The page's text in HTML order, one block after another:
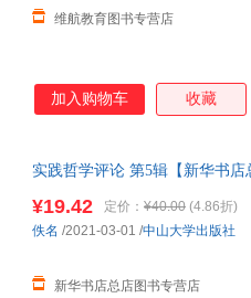
维航教育图书专营店
加入购物车 收藏
实践哲学评论 第5辑【新华书
¥19.42 定价： ¥40.00 (4.86折)
新华书店总店图书专营店
佚名 /2021-03-01 /中山大学出版社